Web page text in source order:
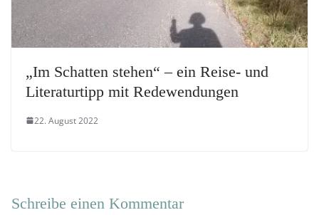
„Im Schatten stehen“ – ein Reise- und
Literaturtipp mit Redewendungen
22. August 2022
Schreibe einen Kommentar